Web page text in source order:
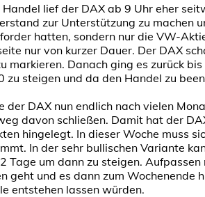
Handel lief der DAX ab 9 Uhr eher
zur Unterstützung zu machen
hatten, sondern nur die VW-
nur von kurzer Dauer. Der DAX
markieren. Danach ging es zurück
zu steigen und da den Handel zu
der DAX nun endlich nach vielen
davon schließen. Damit hat der
hingelegt. In dieser Woche muss
In der sehr bullischen Variante
Tage um dann zu steigen.
geht und es dann zum Wochenende
entstehen lassen würden.